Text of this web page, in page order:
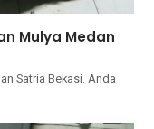
Mulya Medan
Satria Bekasi. Andа